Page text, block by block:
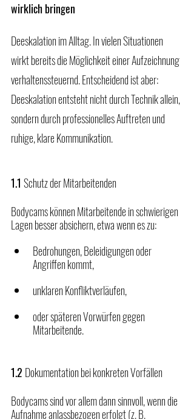
wirklich bringen
Deeskalation im Alltag. In vielen Situationen
wirkt bereits die Möglichkeit einer Aufzeichnung
verhaltenssteuernd. Entscheidend ist aber:
Deeskalation entsteht nicht durch Technik allein,
sondern durch professionelles Auftreten und
ruhige, klare Kommunikation.
1.1 Schutz der Mitarbeitenden
Bodycams können Mitarbeitende in schwierigen
Lagen besser absichern, etwa wenn es zu:
Bedrohungen, Beleidigungen oder
Angriffen kommt,
unklaren Konfliktverläufen,
oder späteren Vorwürfen gegen
Mitarbeitende.
1.2 Dokumentation bei konkreten Vorfällen
Bodycams sind vor allem dann sinnvoll, wenn die
Aufnahme anlassbezogen erfolgt (z. B.